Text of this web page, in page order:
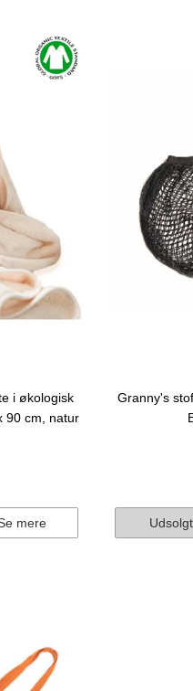
i økologisk
90 cm, natur
mere
Granny's
Udsolgt